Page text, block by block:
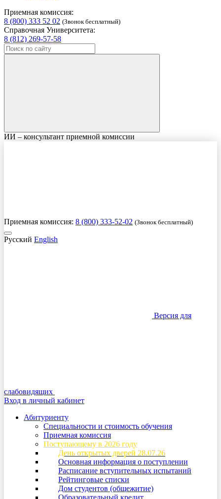
Приемная комиссия:
8 (800) 333 52 02 (Звонок бесплатный)
Справочная Университета:
8 (812) 269-57-58
ИИ – консультант приемной комиссии
Приемная комиссия: 8 (800) 333-52-02 (Звонок бесплатный)
Русский English
Версия для
слабовидящих
Вход в личный кабинет
Абитуриенту
Специальности и стоимость обучения
Приемная комиссия
Поступающему в 2026 году
День открытых дверей 28.07.26
Основная информация о поступлении
Расписание вступительных испытаний
Рейтинговые списки
Дом студентов (общежитие)
Образовательный кредит